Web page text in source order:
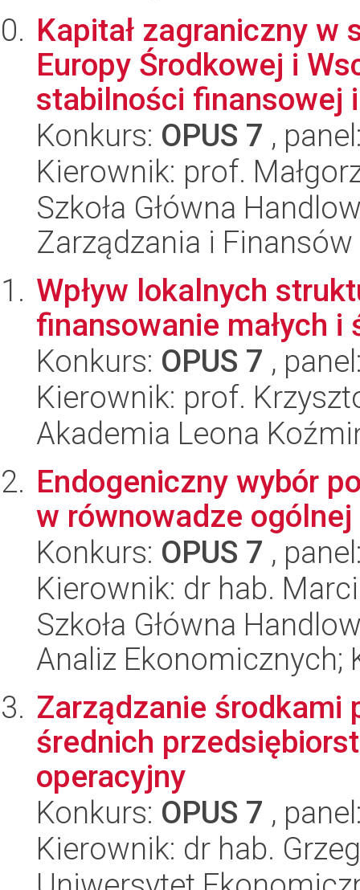
Kapitał zagraniczny w
Europy Środkowej i
stabilności finansowej
Konkurs: OPUS 7 ,
Kierownik: prof.
Szkoła Główna
Zarządzania i Finansów
Wpływ lokalnych
finansowanie małych
Konkurs: OPUS 7 ,
Kierownik: prof.
Akademia Leona
Endogeniczny wybór
w równowadze ogólnej
Konkurs: OPUS 7 ,
Kierownik: dr hab.
Szkoła Główna
Analiz Ekonomicznych;
Zarządzanie środkami
średnich
operacyjny
Konkurs: OPUS 7 ,
Kierownik: dr hab.